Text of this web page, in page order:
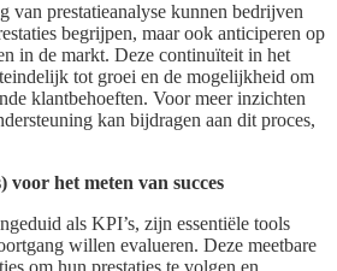
van prestatieanalyse kunnen bedrijven
begrijpen, maar ook anticiperen op
in de markt. Deze continuïteit in het
tot groei en de mogelijkheid om
klantbehoeften. Voor meer inzichten
kan bijdragen aan dit proces,
het meten van succes
als KPI’s, zijn essentiële tools
willen evalueren. Deze meetbare
om hun prestaties te volgen en